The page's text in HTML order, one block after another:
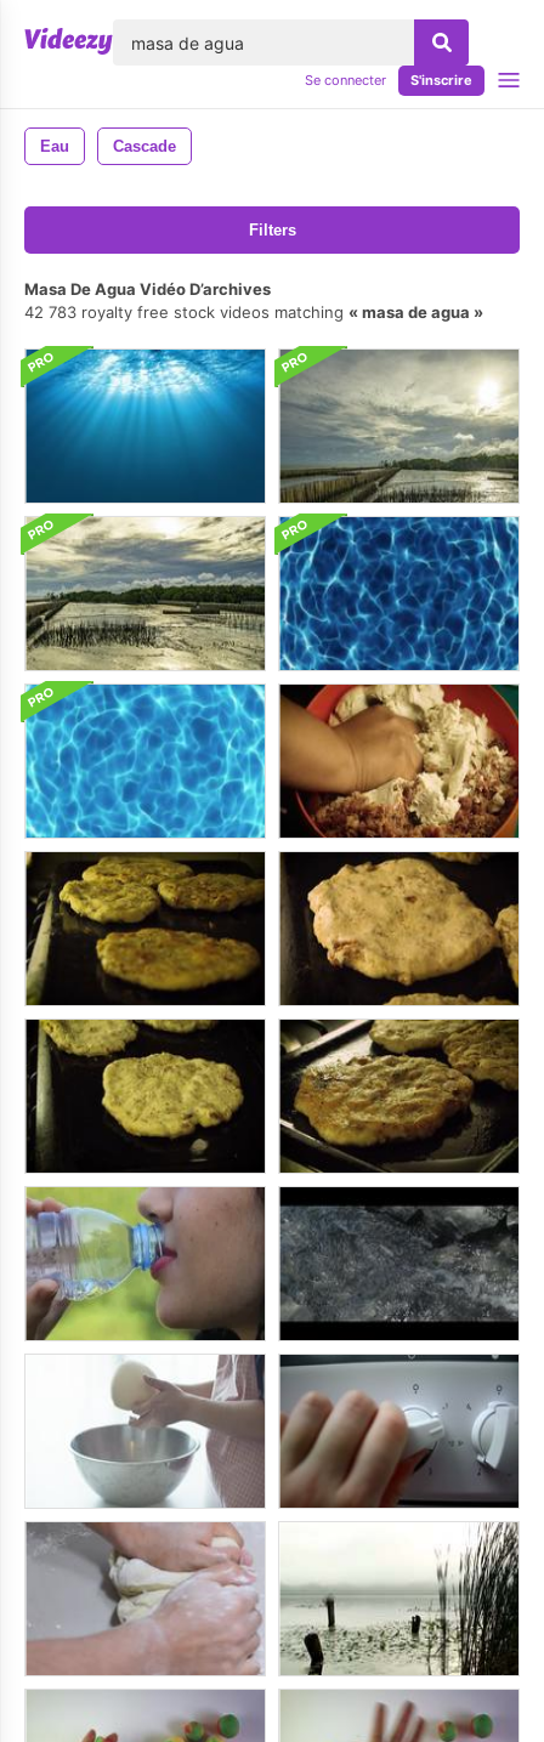
Se connecter S'inscrire
Eau Cascade
Filters
Masa De Agua Vidéo D’archives
42 783 royalty free stock videos matching
masa de agua